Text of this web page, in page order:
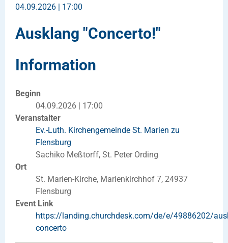
04.09.2026 | 17:00
Ausklang "Concerto!"
Information
Beginn
04.09.2026 | 17:00
Veranstalter
Ev.-Luth. Kirchengemeinde St. Marien zu
Flensburg
Sachiko Meßtorff, St. Peter Ording
Ort
St. Marien-Kirche, Marienkirchhof 7, 24937
Flensburg
Event Link
https://landing.churchdesk.com/de/e/49886202/
concerto